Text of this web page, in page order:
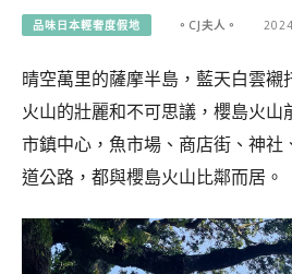
品味日本輕奢度假地 。CJ夫人。
晴空萬里的薩摩半島，藍天白雲襯
火山的壯麗和不可思議，櫻島火山
市鎮中心，魚市場、商店街、神社
道公路，都與櫻島火山比鄰而居。